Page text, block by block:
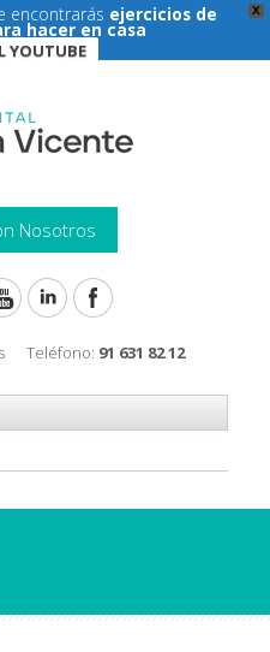
X
encontrarás ejercicios de
hacer en casa
YOUTUBE
Nosotros
Teléfono: 91 631 82 12